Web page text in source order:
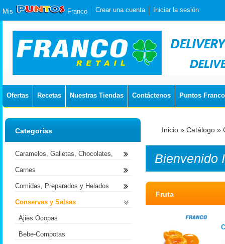
Mis Franco Crear una cuenta Iniciar la sesión
Ofertas Recetas Nuestras Tiendas Contáctenos Puntos Franco
Inicio » Catálogo »
Bienvenido
Fruta
Categorías
Caramelos, Galletas, Chocolates,
Carnes
Comidas, Preparados y Helados
Conservas y Salsas
Ajies Ocopas
Bebe-Compotas